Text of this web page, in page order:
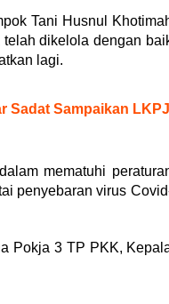
Tani Husnul
dikelola dengan
lagi.
Sadat Sampaikan LKPJ
mematuhi
penyebaran virus
Pokja 3 TP PKK,